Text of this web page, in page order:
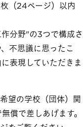
（24ページ）以内
分野"の3つで構成さ
不思議に思ったこ
表現していただきま
望の学校（団体）関
償で差しあげます。